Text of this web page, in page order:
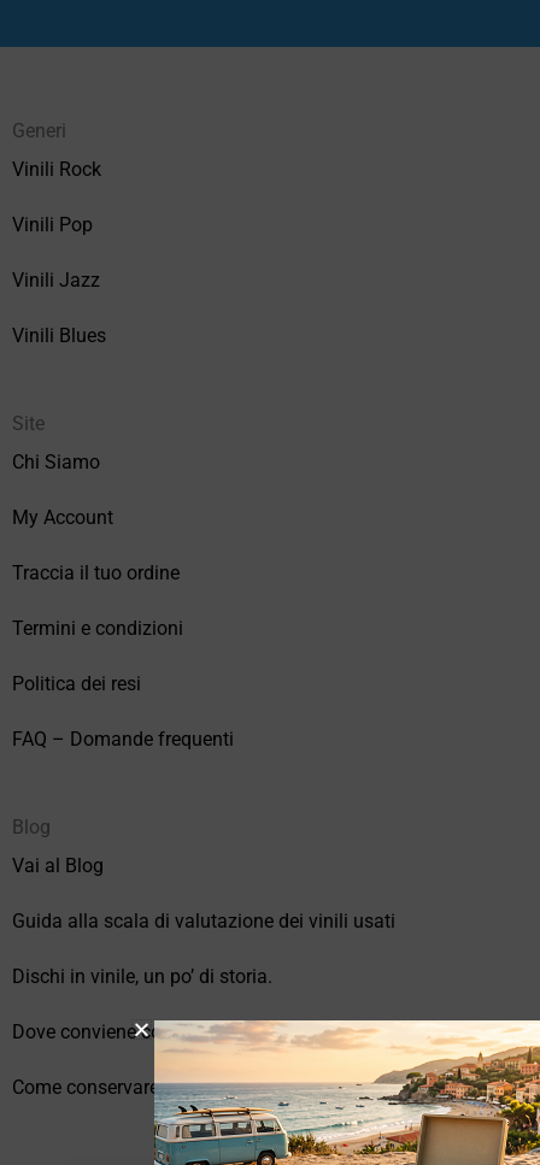
Generi
Vinili Rock
Vinili Pop
Vinili Jazz
Vinili Blues
Site
Chi Siamo
My Account
Traccia il tuo ordine
Termini e condizioni
Politica dei resi
FAQ – Domande frequenti
Blog
Vai al Blog
Guida alla scala di valutazione dei vinili usati
Dischi in vinile, un po’ di storia.
Dove conviene comprare vinili online?
Come conservare correttamente i vinili usati